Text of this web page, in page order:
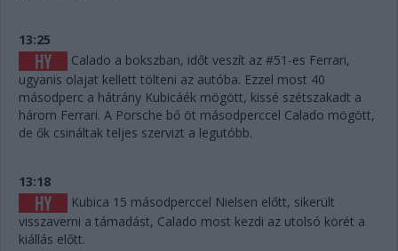
13:25
Calado a bokszban, időt veszít az #51-es Ferrari,
ugyanis olajat kellett tölteni az autóba. Ezzel most 40
másodperc a hátrány Kubicáék mögött, kissé szétszakadt a
három Ferrari. A Porsche bő öt másodperccel Calado mögött,
de ők csináltak teljes szervizt a legutóbb.
13:18
Kubica 15 másodperccel Nielsen előtt, sikerült
visszaverni a támadást, Calado most kezdi az utolsó körét a
kiállás előtt.